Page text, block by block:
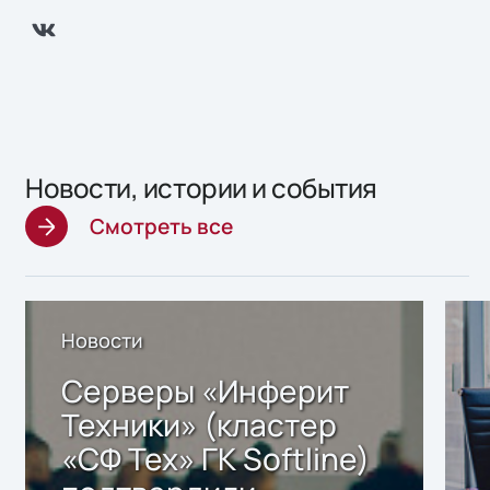
Новости, истории и события
Смотреть все
Новости
Серверы «Инферит
Техники» (кластер
«СФ Тех» ГК Softline)